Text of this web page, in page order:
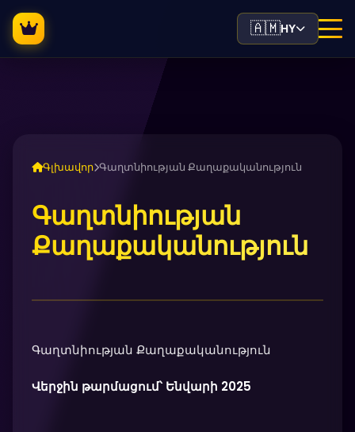
🇦🇲HY
Գլխավոր Գաղտնիության Քաղաքականություն
Գաղտնիության
Քաղաքականություն
Գաղտնիության Քաղաքականություն
Վերջին թարմացում՝ Ենվարի 2025